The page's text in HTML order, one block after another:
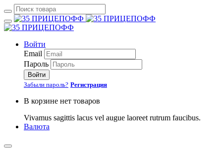
Войти
Email
Пароль
Войти
Забыли пароль? Регистрация
В корзине нет товаров
Vivamus sagittis lacus vel augue laoreet rutrum faucibus.
Валюта